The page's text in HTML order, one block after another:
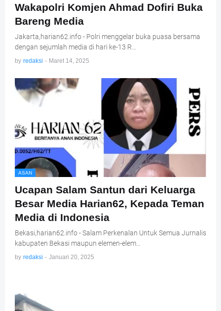
Wakapolri Komjen Ahmad Dofiri Buka
Bareng Media
Jakarta,harian62.info - Polri menggelar buka puasa bersama
dengan sejumlah media di hari ke-13 R…
by redaksi - Maret 14, 2025
ASAN
Ucapan Salam Santun dari Keluarga
Besar Media Harian62, Kepada Teman
Media di Indonesia
Bekasi,harian62.info - Salam Perkenalan Untuk Semua Jurnalis
kabupaten Bekasi maupun elemen-elem…
by redaksi - Januari 20, 2025